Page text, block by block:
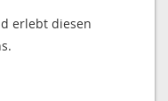
erlebt diesen